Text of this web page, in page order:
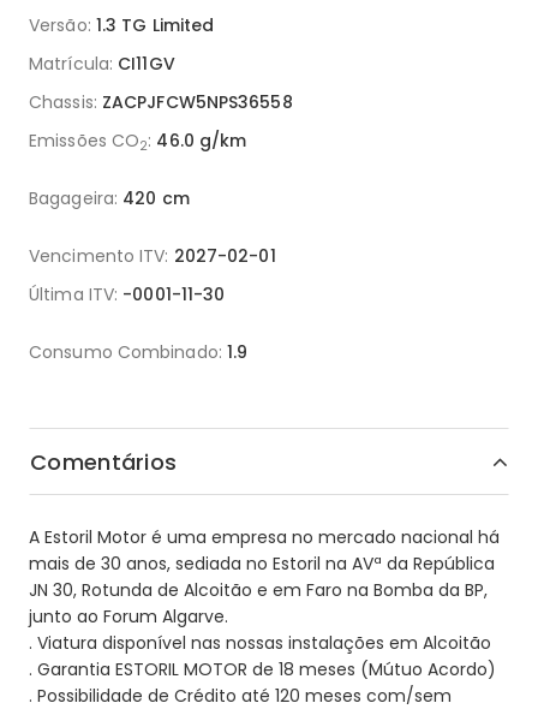
Versão: 1.3 TG Limited
Matrícula: CI11GV
Chassis: ZACPJFCW5NPS36558
Emissões CO2: 46.0 g/km
Bagageira: 420 cm
Vencimento ITV: 2027-02-01
Última ITV: -0001-11-30
Consumo Combinado: 1.9
Comentários
A Estoril Motor é uma empresa no mercado nacional há
mais de 30 anos, sediada no Estoril na AVª da República
JN 30, Rotunda de Alcoitão e em Faro na Bomba da BP,
junto ao Forum Algarve.
. Viatura disponível nas nossas instalações em Alcoitão
. Garantia ESTORIL MOTOR de 18 meses (Mútuo Acordo)
. Possibilidade de Crédito até 120 meses com/sem